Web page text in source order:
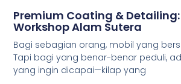
Premium Coating &
Workshop Alam Sutera
Bagi sebagian orang, mobil yang
Tapi bagi yang benar-benar peduli,
yang ingin dicapai—kilap yang